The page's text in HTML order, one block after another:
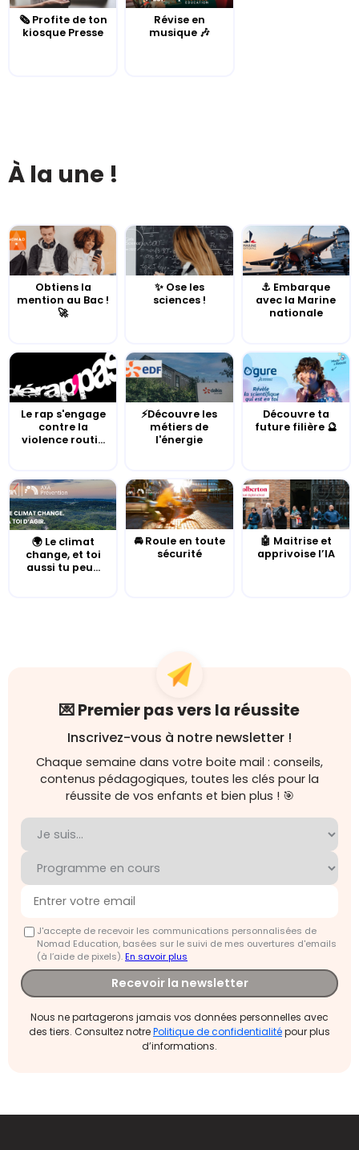
🗞️ Profite de ton
kiosque Presse
Révise en
musique 🎶
À la une !
Obtiens la
mention au Bac !
🚀
✨ Ose les
sciences !
⚓️ Embarque
avec la Marine
nationale
Le rap s'engage
contre la
violence routi...
⚡Découvre les
métiers de
l'énergie
Découvre ta
future filière 🔮
🌍 Le climat
change, et toi
aussi tu peu...
🚘 Roule en toute
sécurité
🤖 Maitrise et
apprivoise l’IA
💌 Premier pas vers la réussite
Inscrivez-vous à notre newsletter !
Chaque semaine dans votre boite mail : conseils,
contenus pédagogiques, toutes les clés pour la
réussite de vos enfants et bien plus ! 🎯
J'accepte de recevoir les communications personnalisées de
Nomad Education, basées sur le suivi de mes ouvertures d'emails
(à l’aide de pixels).En savoir plus
Recevoir la newsletter
Nous ne partagerons jamais vos données personnelles avec
des tiers. Consultez notrePolitique de confidentialitépour plus
d’informations.